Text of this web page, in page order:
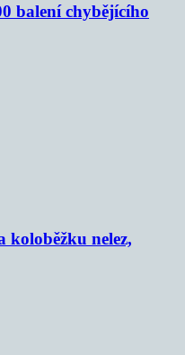
balení chybějícího
koloběžku nelez,